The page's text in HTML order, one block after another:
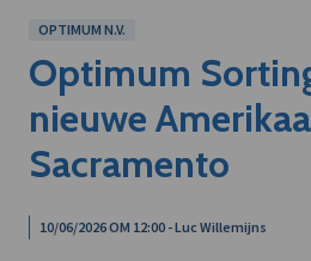
OPTIMUM N.V.
Optimum
nieuwe
Sacramento
10/06/2026 OM 12:00 - Luc Willemijns